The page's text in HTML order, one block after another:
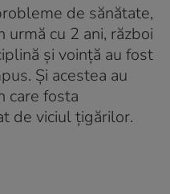
de sănătate,
urmă cu 2 ani, război
și voință au fost
Și acestea au
care fosta
de viciul țigărilor.